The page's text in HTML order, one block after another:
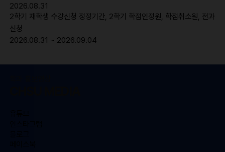
2026.08.31
2학기 재학생 수강신청 정정기간, 2학기 학점인정원, 학점취소원, 전과
신청
2026.08.31 ~ 2026.09.04